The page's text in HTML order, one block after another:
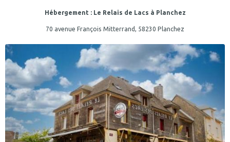
Hébergement : Le Relais de Lacs à Planchez
70 avenue François Mitterrand, 58230 Planchez